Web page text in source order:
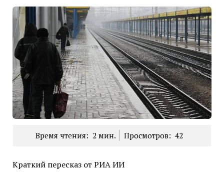
Время чтения: 2 мин. Просмотров: 42
Краткий пересказ от РИА ИИ